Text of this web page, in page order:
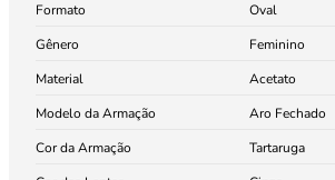
Formato
Oval
Gênero
Feminino
Material
Acetato
Modelo da Armação
Aro Fechado
Cor da Armação
Tartaruga